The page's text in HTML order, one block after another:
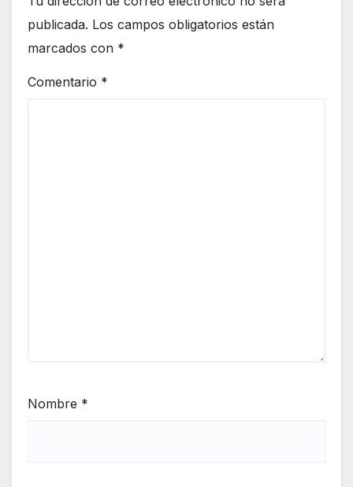
publicada. Los campos obligatorios están
marcados con *
Comentario *
Nombre *